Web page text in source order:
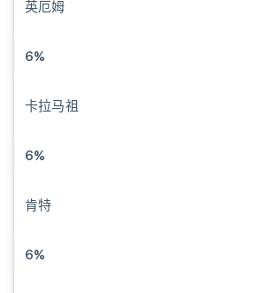
英厄姆
6%
卡拉马祖
6%
肯特
6%